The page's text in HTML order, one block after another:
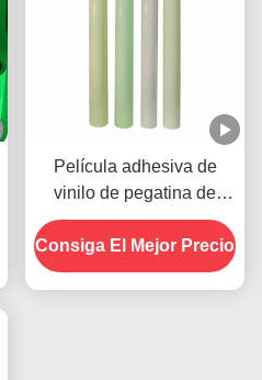
Película adhesiva de
vinilo de pegatina de
OEM verde
fotoluminiscente brillo en
la oscuridad
Consiga El Mejor Precio